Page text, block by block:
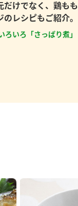
だけでなく、鶏もも
レシピもご紹介。
ろいろ「さっぱり煮」